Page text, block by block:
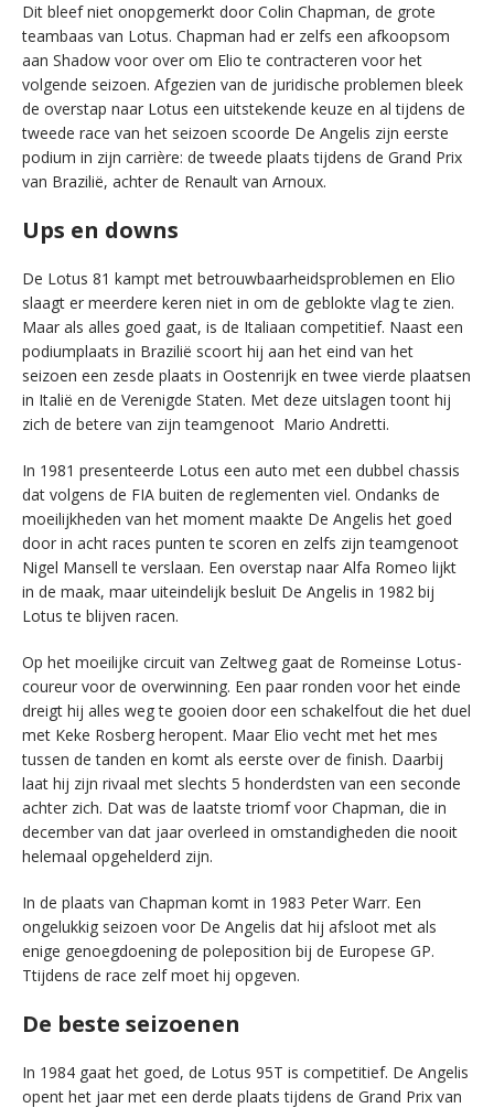
Dit bleef niet onopgemerkt door Colin Chapman, de grote
teambaas van Lotus. Chapman had er zelfs een afkoopsom
aan Shadow voor over om Elio te contracteren voor het
volgende seizoen. Afgezien van de juridische problemen bleek
de overstap naar Lotus een uitstekende keuze en al tijdens de
tweede race van het seizoen scoorde De Angelis zijn eerste
podium in zijn carrière: de tweede plaats tijdens de Grand Prix
van Brazilië, achter de Renault van Arnoux.
Ups en downs
De Lotus 81 kampt met betrouwbaarheidsproblemen en Elio
slaagt er meerdere keren niet in om de geblokte vlag te zien.
Maar als alles goed gaat, is de Italiaan competitief. Naast een
podiumplaats in Brazilië scoort hij aan het eind van het
seizoen een zesde plaats in Oostenrijk en twee vierde plaatsen
in Italië en de Verenigde Staten. Met deze uitslagen toont hij
zich de betere van zijn teamgenoot Mario Andretti.
In 1981 presenteerde Lotus een auto met een dubbel chassis
dat volgens de FIA buiten de reglementen viel. Ondanks de
moeilijkheden van het moment maakte De Angelis het goed
door in acht races punten te scoren en zelfs zijn teamgenoot
Nigel Mansell te verslaan. Een overstap naar Alfa Romeo lijkt
in de maak, maar uiteindelijk besluit De Angelis in 1982 bij
Lotus te blijven racen.
Op het moeilijke circuit van Zeltweg gaat de Romeinse Lotus-
coureur voor de overwinning. Een paar ronden voor het einde
dreigt hij alles weg te gooien door een schakelfout die het duel
met Keke Rosberg heropent. Maar Elio vecht met het mes
tussen de tanden en komt als eerste over de finish. Daarbij
laat hij zijn rivaal met slechts 5 honderdsten van een seconde
achter zich. Dat was de laatste triomf voor Chapman, die in
december van dat jaar overleed in omstandigheden die nooit
helemaal opgehelderd zijn.
In de plaats van Chapman komt in 1983 Peter Warr. Een
ongelukkig seizoen voor De Angelis dat hij afsloot met als
enige genoegdoening de poleposition bij de Europese GP.
Ttijdens de race zelf moet hij opgeven.
De beste seizoenen
In 1984 gaat het goed, de Lotus 95T is competitief. De Angelis
opent het jaar met een derde plaats tijdens de Grand Prix van